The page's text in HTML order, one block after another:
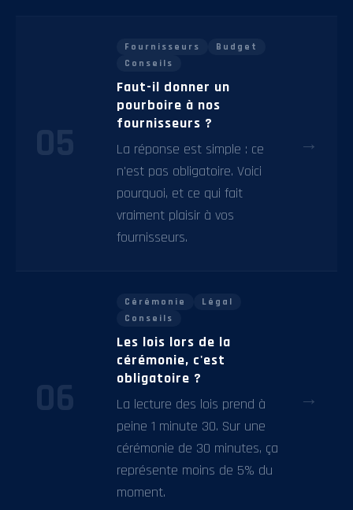
Fournisseurs
Budget
Conseils
Faut-il donner un
pourboire à nos
fournisseurs ?
La réponse est simple : ce
n'est pas obligatoire. Voici
pourquoi, et ce qui fait
vraiment plaisir à vos
fournisseurs.
→
06
Cérémonie
Légal
Conseils
Les lois lors de la
cérémonie, c'est
obligatoire ?
La lecture des lois prend à
peine 1 minute 30. Sur une
cérémonie de 30 minutes, ça
représente moins de 5% du
moment.
→